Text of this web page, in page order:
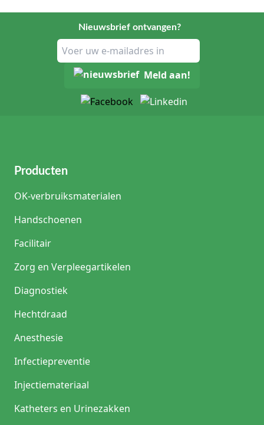
Nieuwsbrief ontvangen?
Meld aan!
Producten
OK-verbruiksmaterialen
Handschoenen
Facilitair
Zorg en Verpleegartikelen
Diagnostiek
Hechtdraad
Anesthesie
Infectiepreventie
Injectiemateriaal
Katheters en Urinezakken